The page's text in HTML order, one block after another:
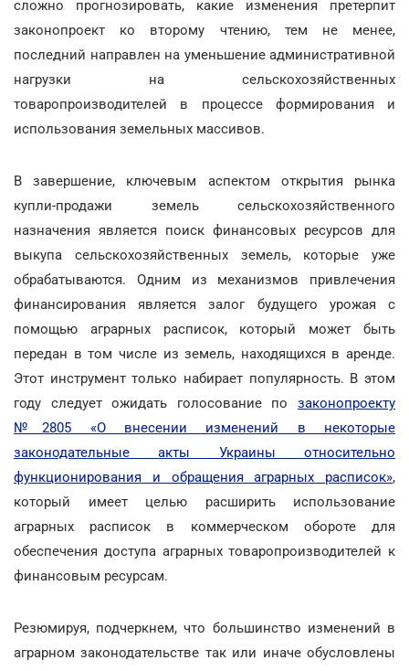
сложно прогнозировать, какие изменения претерпит
законопроект ко второму чтению, тем не менее,
последний направлен на уменьшение административной
нагрузки на сельскохозяйственных
товаропроизводителей в процессе формирования и
использования земельных массивов.
В завершение, ключевым аспектом открытия рынка
купли-продажи земель сельскохозяйственного
назначения является поиск финансовых ресурсов для
выкупа сельскохозяйственных земель, которые уже
обрабатываются. Одним из механизмов привлечения
финансирования является залог будущего урожая с
помощью аграрных расписок, который может быть
передан в том числе из земель, находящихся в аренде.
Этот инструмент только набирает популярность. В этом
году следует ожидать голосование по законопроекту
№2805 «О внесении изменений в некоторые
законодательные акты Украины относительно
функционирования и обращения аграрных расписок»,
который имеет целью расширить использование
аграрных расписок в коммерческом обороте для
обеспечения доступа аграрных товаропроизводителей к
финансовым ресурсам.
Резюмируя, подчеркнем, что большинство изменений в
аграрном законодательстве так или иначе обусловлены